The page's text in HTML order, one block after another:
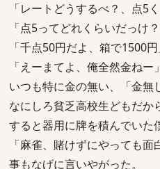
「レートどうするべ？、点5く
「点5ってどれくらいだっけ？
「千点50円だよ、箱で1500円
「えーまてよ、俺全然金ねー」
いつも特に金の無い、「金無
なにしろ貧乏高校生どもだか
すると器用に牌を積んでいた
「麻雀、賭けずにやっても面
事もなげに言いやがった。